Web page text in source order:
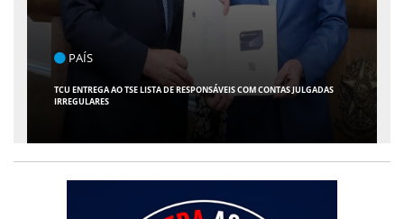
ENTRETENIMENTO
ARACAJU RECEBE ESPETÁCULO INFANTIL "SPIDEY E SEUS AMIGOS" COM
AVENTURA AO VIVO NO TEATRO ATHENEU